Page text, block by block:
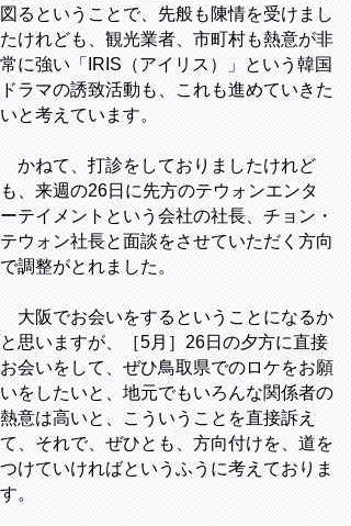
図るということで、先般も陳情を受けまし
たけれども、観光業者、市町村も熱意が非
常に強い「IRIS（アイリス）」という韓国
ドラマの誘致活動も、これも進めていきた
いと考えています。
かねて、打診をしておりましたけれど
も、来週の26日に先方のテウォンエンタ
ーテイメントという会社の社長、チョン・
テウォン社長と面談をさせていただく方向
で調整がとれました。
大阪でお会いをするということになるか
と思いますが、［5月］26日の夕方に直接
お会いをして、ぜひ鳥取県でのロケをお願
いをしたいと、地元でもいろんな関係者の
熱意は高いと、こういうことを直接訴え
て、それで、ぜひとも、方向付けを、道を
つけていければというふうに考えておりま
す。